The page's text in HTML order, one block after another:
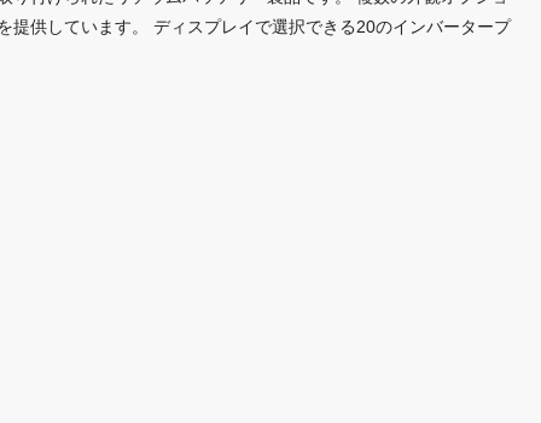
提供しています。 ディスプレイで選択できる20のインバータープ